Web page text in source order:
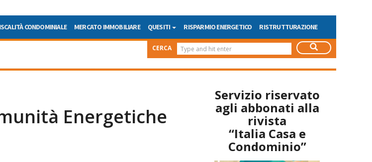
CONDOMINIALE MERCATO IMMOBILIARE QUESITI RISPARMIO ENERGETICO RISTRUTTURAZIONE
CERCA
Energetiche
Servizio riservato
agli abbonati alla
rivista
“Italia Casa e
Condominio”